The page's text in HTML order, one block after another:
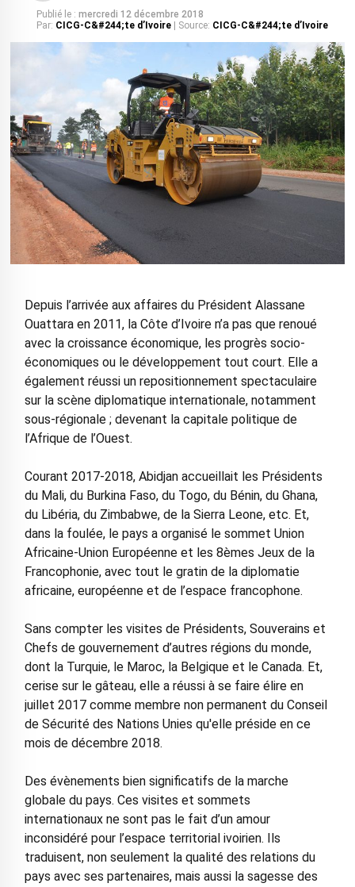
Publié le : mercredi 12 décembre 2018
Par: CICG-C&#244;te d’Ivoire | Source: CICG-C&#244;te d’Ivoire
Depuis l’arrivée aux affaires du Président Alassane
Ouattara en 2011, la Côte d’Ivoire n’a pas que renoué
avec la croissance économique, les progrès socio-
économiques ou le développement tout court. Elle a
également réussi un repositionnement spectaculaire
sur la scène diplomatique internationale, notamment
sous-régionale ; devenant la capitale politique de
l’Afrique de l’Ouest.
Courant 2017-2018, Abidjan accueillait les Présidents
du Mali, du Burkina Faso, du Togo, du Bénin, du Ghana,
du Libéria, du Zimbabwe, de la Sierra Leone, etc. Et,
dans la foulée, le pays a organisé le sommet Union
Africaine-Union Européenne et les 8èmes Jeux de la
Francophonie, avec tout le gratin de la diplomatie
africaine, européenne et de l’espace francophone.
Sans compter les visites de Présidents, Souverains et
Chefs de gouvernement d’autres régions du monde,
dont la Turquie, le Maroc, la Belgique et le Canada. Et,
cerise sur le gâteau, elle a réussi à se faire élire en
juillet 2017 comme membre non permanent du Conseil
de Sécurité des Nations Unies qu'elle préside en ce
mois de décembre 2018.
Des évènements bien significatifs de la marche
globale du pays. Ces visites et sommets
internationaux ne sont pas le fait d’un amour
inconsidéré pour l’espace territorial ivoirien. Ils
traduisent, non seulement la qualité des relations du
pays avec ses partenaires, mais aussi la sagesse des